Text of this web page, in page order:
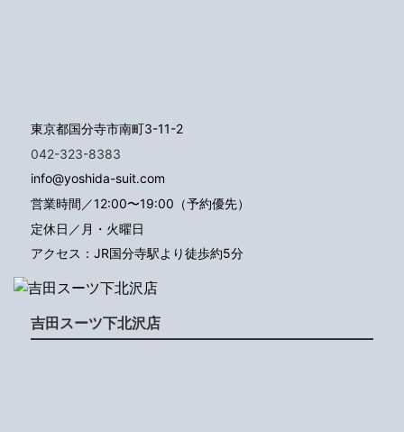
東京都国分寺市南町3-11-2
042-323-8383
info@yoshida-suit.com
営業時間／12:00〜19:00（予約優先）
定休日／月・火曜日
アクセス：JR国分寺駅より徒歩約5分
吉田スーツ下北沢店